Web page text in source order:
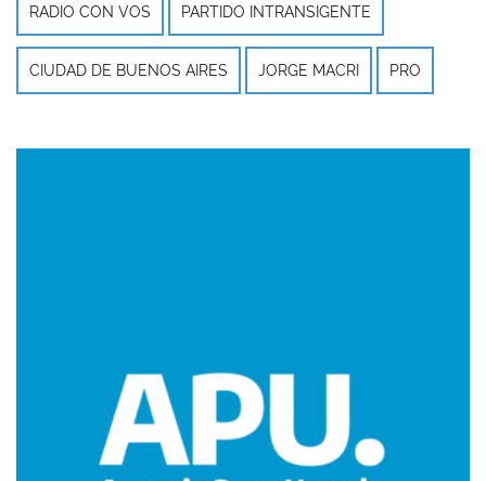
RADIO CON VOS PARTIDO INTRANSIGENTE
CIUDAD DE BUENOS AIRES JORGE MACRI PRO